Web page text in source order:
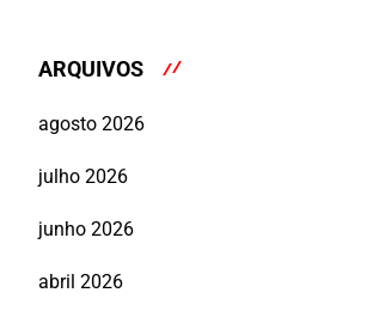
ARQUIVOS
agosto 2026
julho 2026
junho 2026
abril 2026